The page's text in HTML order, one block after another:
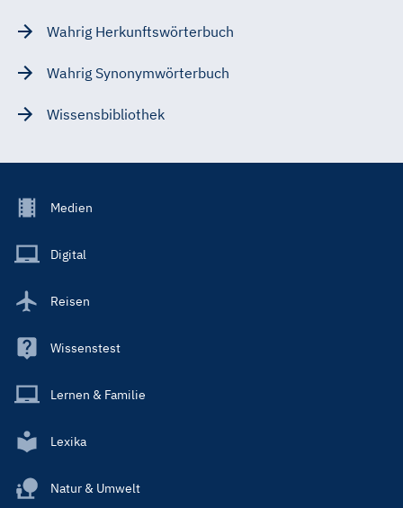
Wahrig Herkunftswörterbuch
Wahrig Synonymwörterbuch
Wissensbibliothek
Footer
Main
Medien
Digital
Reisen
Wissenstest
Lernen & Familie
Lexika
Natur & Umwelt